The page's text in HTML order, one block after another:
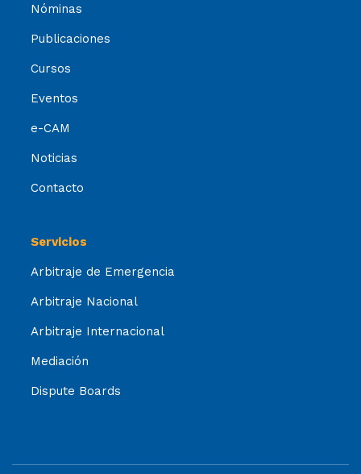
Nóminas
Publicaciones
Cursos
Eventos
e-CAM
Noticias
Contacto
Servicios
Arbitraje de Emergencia
Arbitraje Nacional
Arbitraje Internacional
Mediación
Dispute Boards